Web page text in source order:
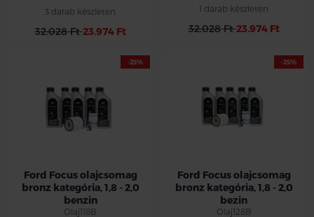
3 darab készleten
32.028 Ft23.974 Ft
1 darab készleten
32.028 Ft23.974 Ft
-25%
Ford Focus olajcsomag
bronz kategória, 1,8 - 2,0
benzin
Olaj118B
-25%
Ford Focus olajcsomag
bronz kategória, 1,8 - 2,0
bezin
Olaj128B